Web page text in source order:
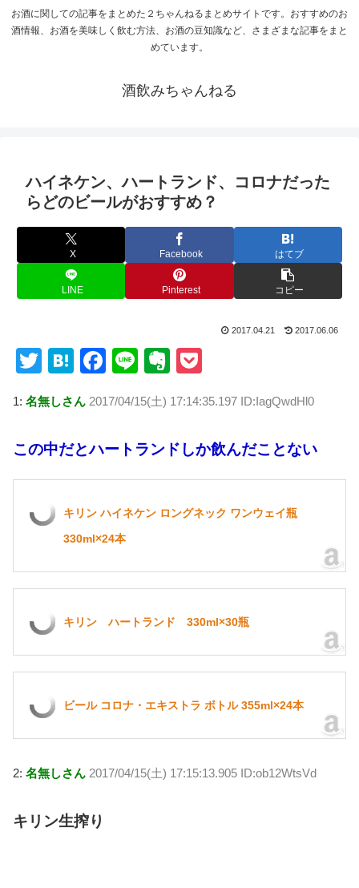
お酒に関しての記事をまとめた２ちゃんねるまとめサイトです。おすすめのお
酒情報、お酒を美味しく飲む方法、お酒の豆知識など、さまざまな記事をまと
めています。
酒飲みちゃんねる
ハイネケン、ハートランド、コロナだった
らどのビールがおすすめ？
X Facebook はてブ
LINE Pinterest コピー
2017.04.21 2017.06.06
T
tt
er
H
e
n
a
F
c
o
o
k
Li
e
E
er
n
ot
e
ck
et
1: 名無しさん 2017/04/15(土) 17:14:35.197 ID:IagQwdHl0
この中だとハートランドしか飲んだことない
キリン ハイネケン ロングネック ワンウェイ瓶
330ml×24本
キリン ハートランド 330ml×30瓶
ビール コロナ・エキストラ ボトル 355ml×24本
2: 名無しさん 2017/04/15(土) 17:15:13.905 ID:ob12WtsVd
キリン生搾り